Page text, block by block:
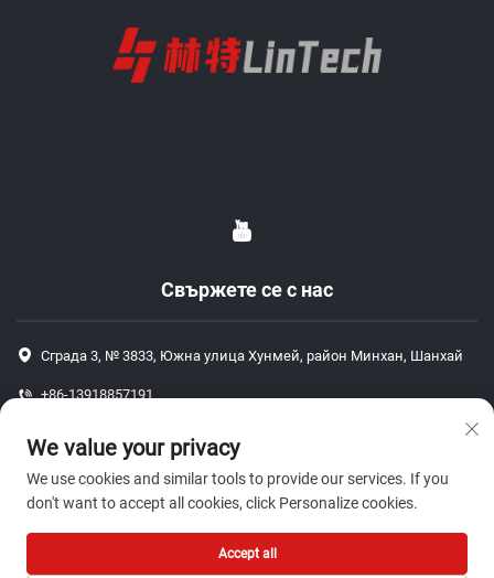
Свържете се с нас
Сграда 3, № 3833, Южна улица Хунмей, район Минхан, Шанхай
+86-13918857191
[email protected]
Авторско право © 2026 Шанхай J P Автодетайли Ко., Лтд. Всички
Политика за поверителност
We value your privacy
We use cookies and similar tools to provide our services. If you
don't want to accept all cookies, click Personalize cookies.
Accept all